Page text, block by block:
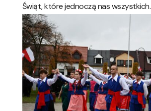
Świąt, które jednoczą nas wszystkich.